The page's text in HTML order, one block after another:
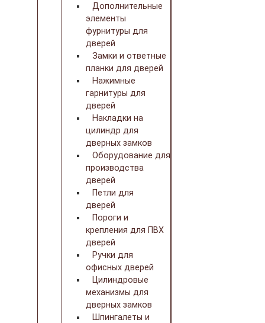
Дополнительные
элементы
фурнитуры для
дверей
Замки и ответные
планки для дверей
Нажимные
гарнитуры для
дверей
Накладки на
цилиндр для
дверных замков
Оборудование для
производства
дверей
Петли для
дверей
Пороги и
крепления для ПВХ
дверей
Ручки для
офисных дверей
Цилиндровые
механизмы для
дверных замков
Шпингалеты и